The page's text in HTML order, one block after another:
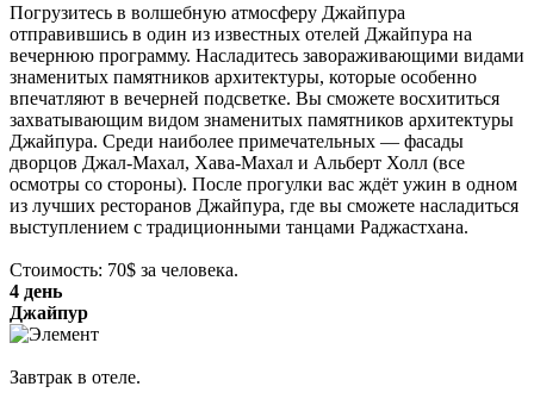
Погрузитесь в волшебную атмосферу Джайпура
отправившись в один из известных отелей Джайпура на
вечернюю программу. Насладитесь завораживающими видами
знаменитых памятников архитектуры, которые особенно
впечатляют в вечерней подсветке. Вы сможете восхититься
захватывающим видом знаменитых памятников архитектуры
Джайпура. Среди наиболее примечательных — фасады
дворцов Джал-Махал, Хава-Махал и Альберт Холл (все
осмотры со стороны). После прогулки вас ждёт ужин в одном
из лучших ресторанов Джайпура, где вы сможете насладиться
выступлением с традиционными танцами Раджастхана.
Стоимость: 70$ за человека.
4 день
Джайпур
Завтрак в отеле.